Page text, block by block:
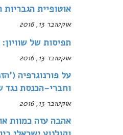
אוטופיית
אוקטובר 13, 2016
תפיסות של
אוקטובר 13, 2016
על פורנוגרפיה
וחברי-הכנסת נגד
אוקטובר 13, 2016